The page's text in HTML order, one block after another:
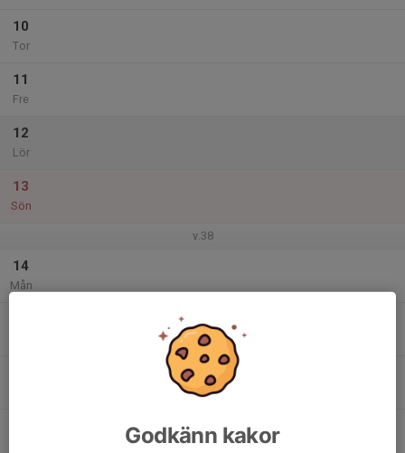
10
Tor
11
Fre
12
Lör
13
Sön
v.38
14
Mån
Godkänn kakor